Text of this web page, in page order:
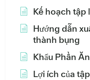
Kế hoạch tập
Hướng dẫn
thành bụng
Khẩu Phần
Lợi ích của